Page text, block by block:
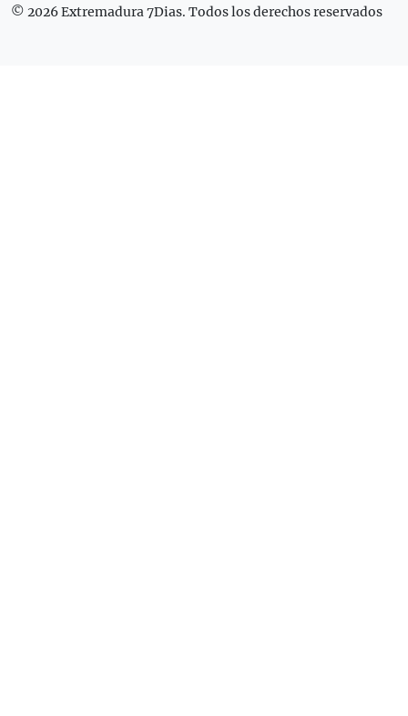
© 2026 Extremadura 7Dias. Todos los derechos reservados